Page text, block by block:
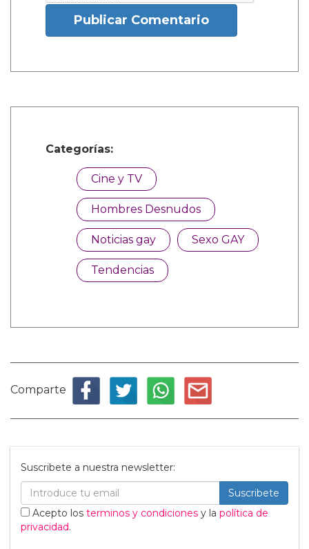
Publicar Comentario
Categorías:
Cine y TV
Hombres Desnudos
Noticias gay Sexo GAY
Tendencias
Comparte
Suscribete a nuestra newsletter:
Suscribete
Acepto los terminos y condiciones y la política de
privacidad.